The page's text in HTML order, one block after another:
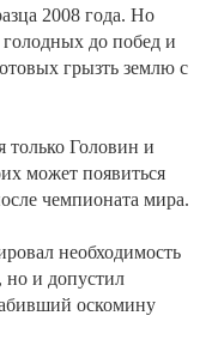
2008 года. Но
до побед и
грызть землю с
только Головин и
может появиться
чемпионата мира.
необходимость
но и допустил
оскомину